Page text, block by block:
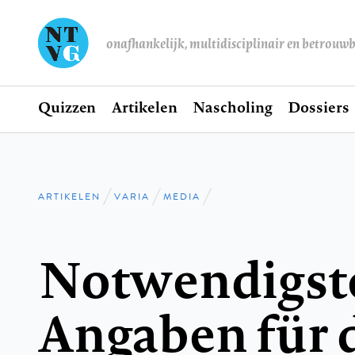
onafhankelijk, multidisciplinair en
Hoofdnavigatie
Home
Quizzen Artikelen Nascholing Dossiers
Kruimelpad
ARTIKELEN VARIA MEDIA
Angaben für